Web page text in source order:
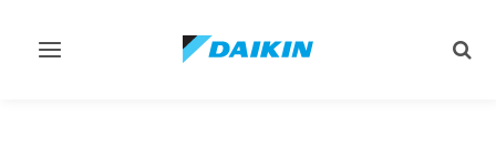
Afficher/masquer